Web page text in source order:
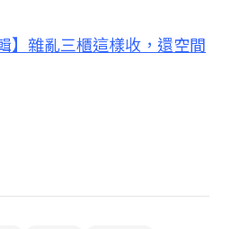
】雜亂三櫃這樣收，還空間